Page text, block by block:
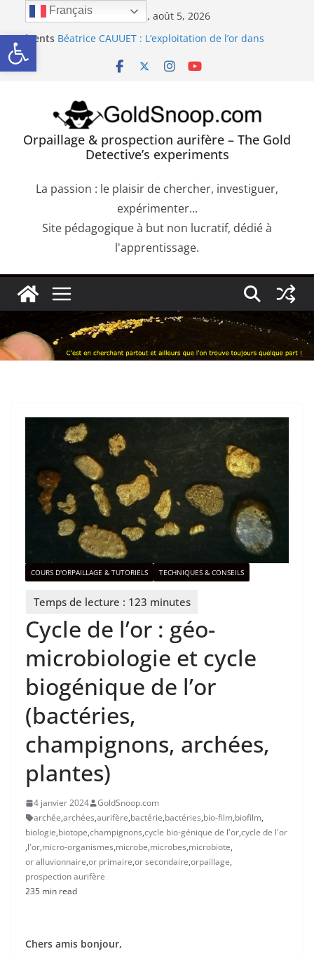
Ouvrir la barre d’outils
Passer
contenu
mercredi, août 5, 2026
Récents
:
Orpaillage : chercher de l’or dans les dépôts sur le
Béatrice CAUUET : L’exploitation de l’or dans
confirmer la présence d’or dans une roche
aurifère ?
Trouver de l’or sur les failles du bedrock dans les
dépôts aurifères et les moquettes de racines
Orpaillage : chercher de l’or dans les alluvions
Orpaillage & prospection aurifère – The Gold
Detective’s experiments
La passion : le plaisir de chercher, investiguer,
expérimenter...
Site pédagogique à but non lucratif, dédié à
l'apprentissage.
COURS D'ORPAILLAGE & TUTORIELS TECHNIQUES & CONSEILS
Cycle de l’or : géo-
microbiologie et cycle
biogénique de l’or
(bactéries,
champignons, archées,
plantes)
4 janvier 2024
GoldSnoop.com
archée,archées,aurifère,bactérie,bactéries,bio-film,biofilm,
biologie,biotope,champignons,cycle bio-génique de l'or,cycle de l'or
,l'or,micro-organismes,microbe,microbes,microbiote,
or alluvionnaire,or primaire,or secondaire,orpaillage,
prospection aurifère
235 min read
Chers amis bonjour,
Français